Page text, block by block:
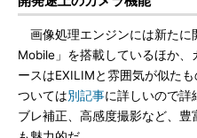
画像処理エンジンには新たに
Mobile」を搭載しているほか、
ースはEXILIMと雰囲気が似た
ついては別記事に詳しいので詳
ブレ補正、高感度撮影など、